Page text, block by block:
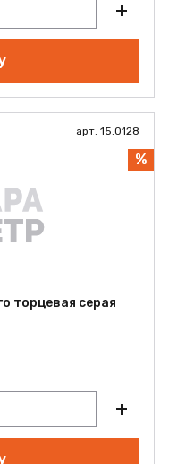
арт. 15.0128
%
торцевая серая